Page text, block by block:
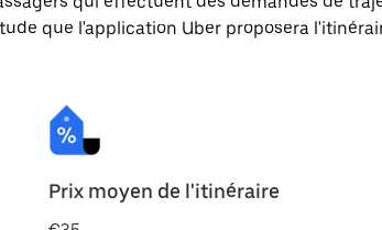
que l'application Uber proposera
Prix moyen de l'itinéraire